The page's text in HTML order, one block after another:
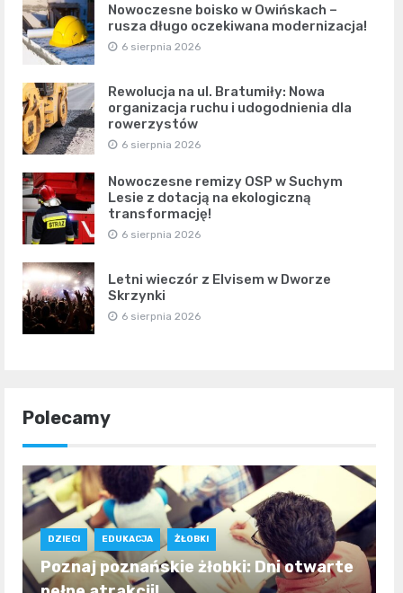
Nowoczesne boisko w Owińskach –
rusza długo oczekiwana modernizacja!
6 sierpnia 2026
Rewolucja na ul. Bratumiły: Nowa
organizacja ruchu i udogodnienia dla
rowerzystów
6 sierpnia 2026
Nowoczesne remizy OSP w Suchym
Lesie z dotacją na ekologiczną
transformację!
6 sierpnia 2026
Letni wieczór z Elvisem w Dworze
Skrzynki
6 sierpnia 2026
Polecamy
DZIECI EDUKACJA ŻŁOBKI
Poznaj poznańskie żłobki: Dni otwarte